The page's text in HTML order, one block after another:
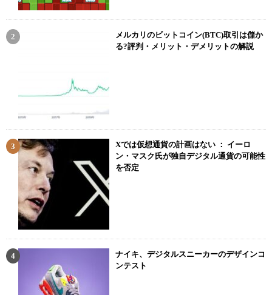
メルカリのビットコイン(BTC)取引は儲か
る?評判・メリット・デメリットの解説
Xでは仮想通貨の計画はない ： イーロ
ン・マスク氏が独自デジタル通貨の可能性
を否定
ナイキ、デジタルスニーカーのデザインコ
ンテスト